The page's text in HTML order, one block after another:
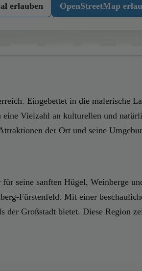
erlauben OpenStreetMap
Eingebettet in die malerische
eine Vielzahl an kulturellen und
der Ort und seine
seine sanften Hügel, Weinberge
Fürstenfeld. Mit einer
Großstadt bietet. Diese Region